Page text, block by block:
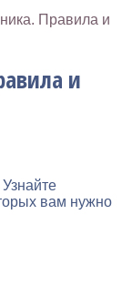
Правила и
и
вам нужно